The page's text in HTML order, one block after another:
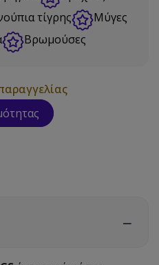
τίγρης
Μύγες
Βρωμούσες